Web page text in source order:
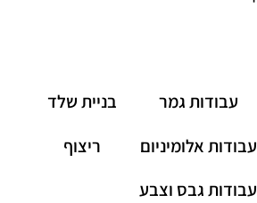
בניית שלד עבודות גמר
ריצוף
עבודות אלומיניום
עבודות גבס וצבע